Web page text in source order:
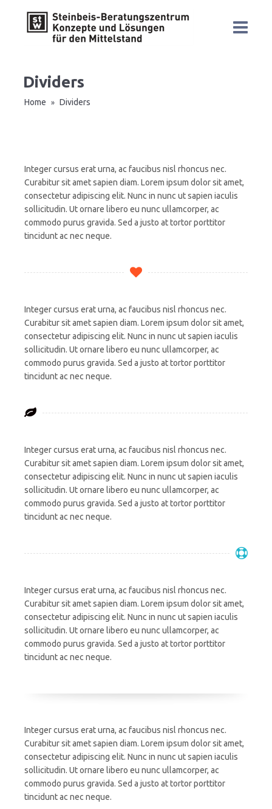
Dividers
Home » Dividers
Integer cursus erat urna, ac faucibus nisl rhoncus nec.
Curabitur sit amet sapien diam. Lorem ipsum dolor sit amet,
consectetur adipiscing elit. Nunc in nunc ut sapien iaculis
sollicitudin. Ut ornare libero eu nunc ullamcorper, ac
commodo purus gravida. Sed a justo at tortor porttitor
tincidunt ac nec neque.
Integer cursus erat urna, ac faucibus nisl rhoncus nec.
Curabitur sit amet sapien diam. Lorem ipsum dolor sit amet,
consectetur adipiscing elit. Nunc in nunc ut sapien iaculis
sollicitudin. Ut ornare libero eu nunc ullamcorper, ac
commodo purus gravida. Sed a justo at tortor porttitor
tincidunt ac nec neque.
Integer cursus erat urna, ac faucibus nisl rhoncus nec.
Curabitur sit amet sapien diam. Lorem ipsum dolor sit amet,
consectetur adipiscing elit. Nunc in nunc ut sapien iaculis
sollicitudin. Ut ornare libero eu nunc ullamcorper, ac
commodo purus gravida. Sed a justo at tortor porttitor
tincidunt ac nec neque.
Integer cursus erat urna, ac faucibus nisl rhoncus nec.
Curabitur sit amet sapien diam. Lorem ipsum dolor sit amet,
consectetur adipiscing elit. Nunc in nunc ut sapien iaculis
sollicitudin. Ut ornare libero eu nunc ullamcorper, ac
commodo purus gravida. Sed a justo at tortor porttitor
tincidunt ac nec neque.
Integer cursus erat urna, ac faucibus nisl rhoncus nec.
Curabitur sit amet sapien diam. Lorem ipsum dolor sit amet,
consectetur adipiscing elit. Nunc in nunc ut sapien iaculis
sollicitudin. Ut ornare libero eu nunc ullamcorper, ac
commodo purus gravida. Sed a justo at tortor porttitor
tincidunt ac nec neque.